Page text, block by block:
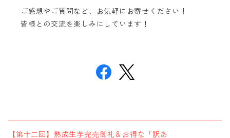
ご感想やご質問など、お気軽にお寄せください！
皆様との交流を楽しみにしています！
【第十二回】熟成生芋完売御礼＆お得な「訳あ